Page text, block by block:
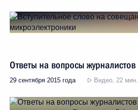
Ответы на вопросы журналистов
29 сентября 2015 года Видео, 22 мин.